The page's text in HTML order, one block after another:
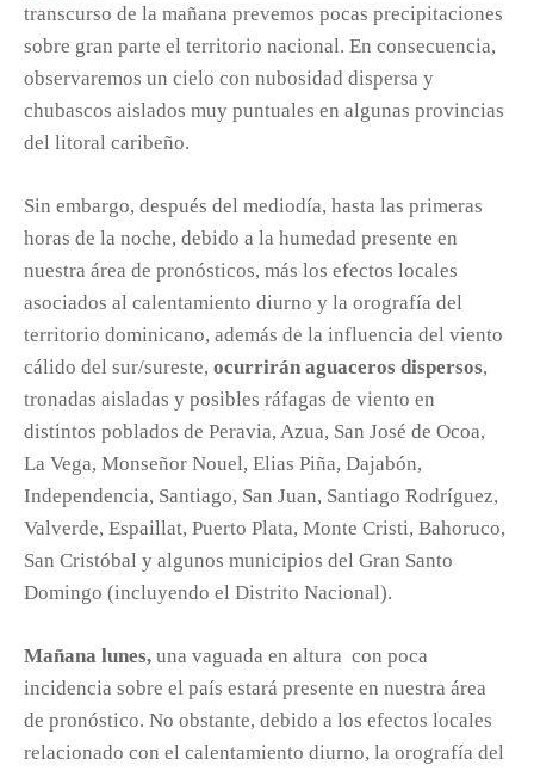
transcurso de la mañana prevemos pocas precipitaciones
sobre gran parte el territorio nacional. En consecuencia,
observaremos un cielo con nubosidad dispersa y
chubascos aislados muy puntuales en algunas provincias
del litoral caribeño.
Sin embargo, después del mediodía, hasta las primeras
horas de la noche, debido a la humedad presente en
nuestra área de pronósticos, más los efectos locales
asociados al calentamiento diurno y la orografía del
territorio dominicano, además de la influencia del viento
cálido del sur/sureste, ocurrirán aguaceros dispersos,
tronadas aisladas y posibles ráfagas de viento en
distintos poblados de Peravia, Azua, San José de Ocoa,
La Vega, Monseñor Nouel, Elias Piña, Dajabón,
Independencia, Santiago, San Juan, Santiago Rodríguez,
Valverde, Espaillat, Puerto Plata, Monte Cristi, Bahoruco,
San Cristóbal y algunos municipios del Gran Santo
Domingo (incluyendo el Distrito Nacional).
Mañana lunes, una vaguada en altura con poca
incidencia sobre el país estará presente en nuestra área
de pronóstico. No obstante, debido a los efectos locales
relacionado con el calentamiento diurno, la orografía del